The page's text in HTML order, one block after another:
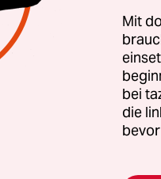
Mit
bei
die